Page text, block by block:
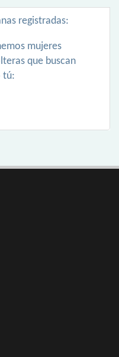
registradas:
mujeres
que buscan
tú: